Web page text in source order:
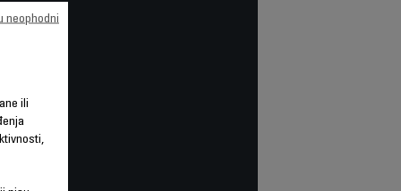
ili
neophodni